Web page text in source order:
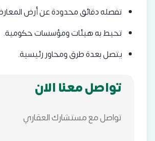
تفصله دقائق محدودة عن أرض
تحيط به هيئات ومؤسسات حكومية.
يتصل بعدة طرق ومحاور رئيسية.
تواصل معنا الان
تواصل مع مستشارك العقاري